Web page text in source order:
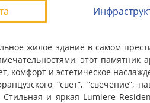
жилое здание в самом
этот
комфорт и эстетическое
“свет”,
и яркая Lumiere